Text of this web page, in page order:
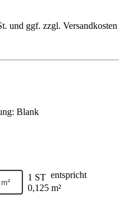
und ggf. zzgl. Versandkosten
: Blank
m² 1 ST entspricht
0,125 m²